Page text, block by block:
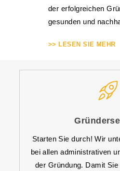
der erfolgreichen
gesunden und
>> LESEN SIE MEHR
Starten Sie durch! Wir
bei allen administrativen
der Gründung. Damit